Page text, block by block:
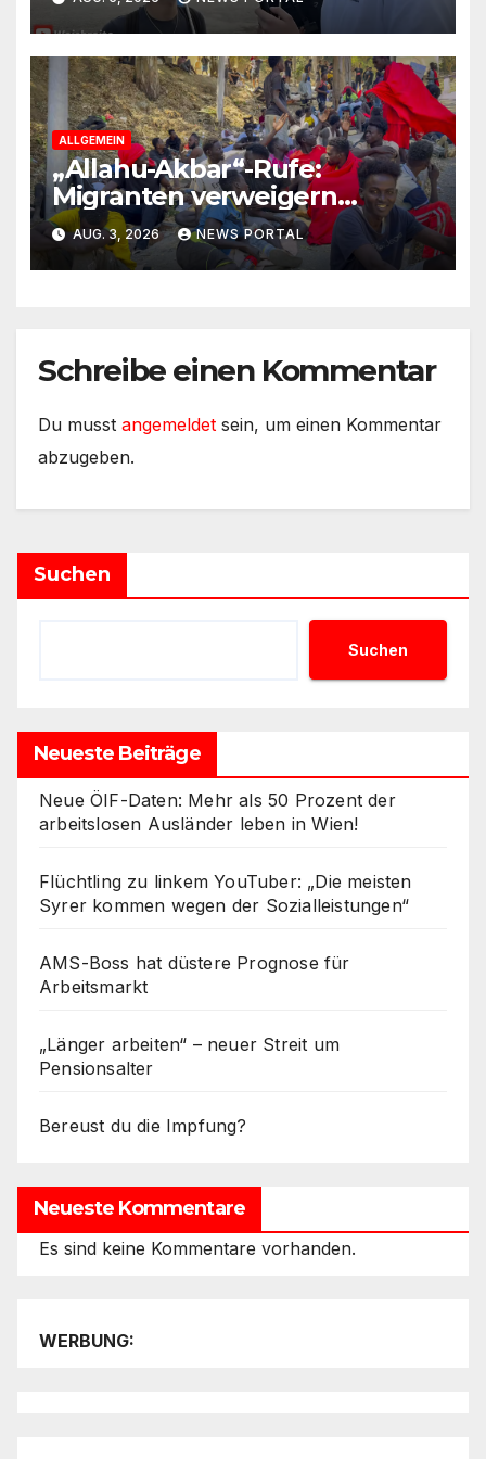
Sozialleistungen“
ALLGEMEIN
„Allahu-Akbar“-Rufe:
Migranten verweigern
Rückreise
AUG. 3, 2026 NEWS PORTAL
Schreibe einen Kommentar
Du musst angemeldet sein, um einen Kommentar
abzugeben.
Suchen
Suchen
Neueste Beiträge
Neue ÖIF-Daten: Mehr als 50 Prozent der
arbeitslosen Ausländer leben in Wien!
Flüchtling zu linkem YouTuber: „Die meisten
Syrer kommen wegen der Sozialleistungen“
AMS-Boss hat düstere Prognose für
Arbeitsmarkt
„Länger arbeiten“ – neuer Streit um
Pensionsalter
Bereust du die Impfung?
Neueste Kommentare
Es sind keine Kommentare vorhanden.
WERBUNG: